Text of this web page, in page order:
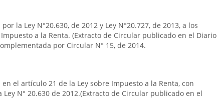
la Ley N°20.630, de 2012 y Ley N°20.727, de 2013, a los
a la Renta. (Extracto de Circular publicado en el Diario
por Circular N° 15, de 2014.
el artículo 21 de la Ley sobre Impuesto a la Renta, con
N° 20.630 de 2012.(Extracto de Circular publicado en el